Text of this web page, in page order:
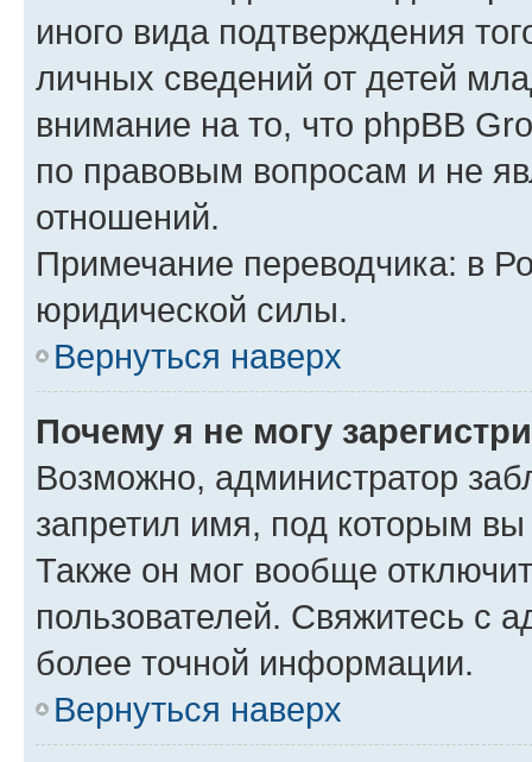
иного вида подтверждения
личных сведений от детей
внимание на то, что phpBB
по правовым вопросам и не
отношений.
Примечание переводчика: в
юридической силы.
Вернуться наверх
Почему я не могу
Возможно, администратор
запретил имя, под которым вы
Также он мог вообще
пользователей. Свяжитесь с
более точной информации.
Вернуться наверх